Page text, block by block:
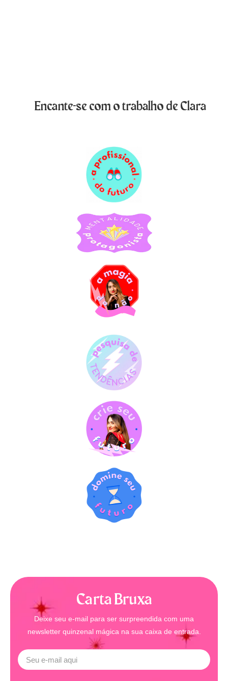
Encante-se com o trabalho de Clara
Carta Bruxa
Deixe seu e-mail para ser surpreendida com uma
newsletter quinzenal mágica na sua caixa de entrada.